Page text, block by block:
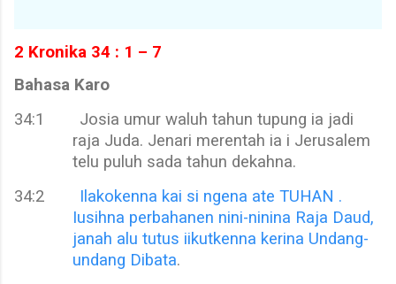
2 Kronika 34 : 1 – 7
Bahasa Karo
34:1
Josia umur waluh tahun tupung ia jadi
raja Juda. Jenari merentah ia i Jerusalem
telu puluh sada tahun dekahna.
34:2
Ilakokenna kai si ngena ate TUHAN .
Iusihna perbahanen nini-ninina Raja Daud,
janah alu tutus iikutkenna kerina Undang-
undang Dibata.